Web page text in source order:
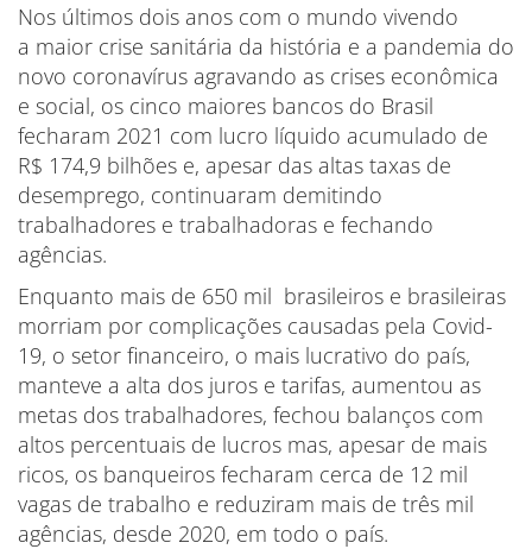
Nos últimos dois anos com o mundo vivendo
a maior crise sanitária da história e a pandemia do
novo coronavírus agravando as crises econômica
e social, os cinco maiores bancos do Brasil
fecharam 2021 com lucro líquido acumulado de
R$ 174,9 bilhões e, apesar das altas taxas de
desemprego, continuaram demitindo
trabalhadores e trabalhadoras e fechando
agências.
Enquanto mais de 650 mil brasileiros e brasileiras
morriam por complicações causadas pela Covid-
19, o setor financeiro, o mais lucrativo do país,
manteve a alta dos juros e tarifas, aumentou as
metas dos trabalhadores, fechou balanços com
altos percentuais de lucros mas, apesar de mais
ricos, os banqueiros fecharam cerca de 12 mil
vagas de trabalho e reduziram mais de três mil
agências, desde 2020, em todo o país.